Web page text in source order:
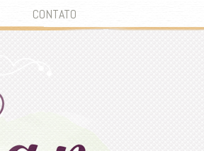
CONTATO